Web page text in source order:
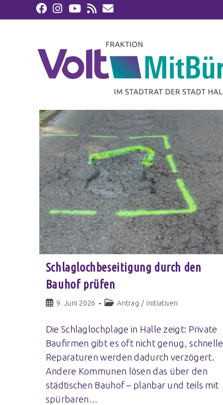
Schlaglochbeseitigung durch den
Bauhof prüfen
9. Juni 2026 Antrag / Initiativen
Die Schlaglochplage in Halle zeigt: Private
Baufirmen gibt es oft nicht genug, schnelle
Reparaturen werden dadurch verzögert.
Andere Kommunen lösen das über den
städtischen Bauhof – planbar und teils mit
spürbaren…